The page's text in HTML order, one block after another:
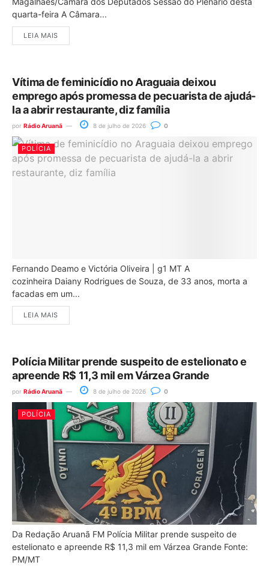
quarta-feira A Câmara...
LEIA MAIS
Vítima de feminicídio no Araguaia deixou
emprego após promessa de pecuarista de ajudá-
la a abrir restaurante, diz família
por Rádio Aruanã 8 de julho de 2026 0
POLÍCIA
Fernando Deamo e Victória Oliveira | g1 MT A
cozinheira Daiany Rodrigues de Souza, de 33 anos, morta a
facadas em um...
LEIA MAIS
Polícia Militar prende suspeito de estelionato e
apreende R$ 11,3 mil em Várzea Grande
por Rádio Aruanã 8 de julho de 2026 0
POLÍCIA
Da Redação Aruanã FM Polícia Militar prende suspeito de
estelionato e apreende R$ 11,3 mil em Várzea Grande Fonte:
PM/MT